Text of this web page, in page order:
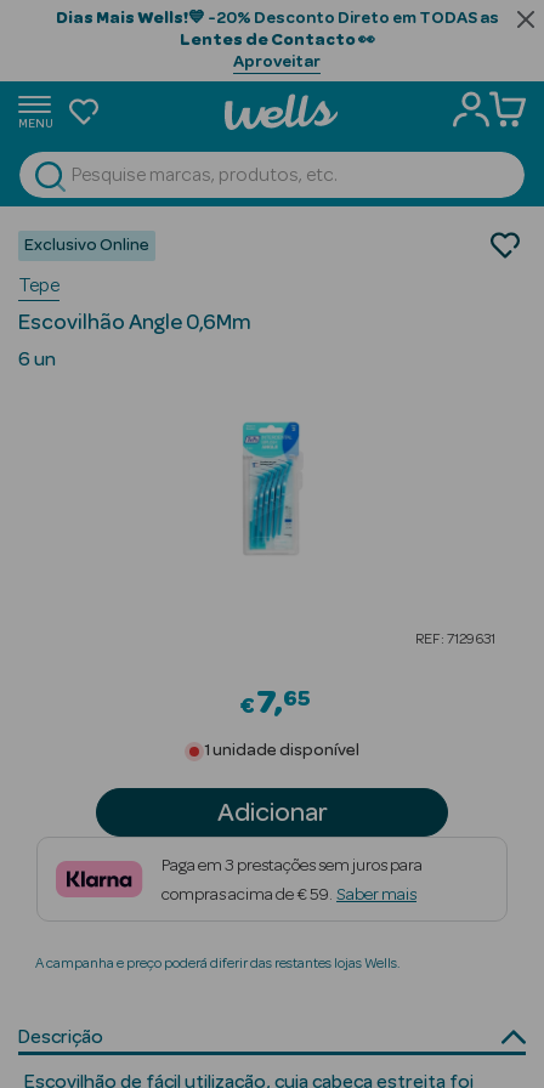
Dias Mais Wells!💙 -20% Desconto Direto em TODAS as
Lentes de Contacto👀
Aproveitar
MENU
Ver Tudo
Beauty Season
Cabelo
Profissional
Beauty Season
Maquilhagem
Beauty Season
Saúde
Acessórios Interdentais
Exclusivo Online
Tepe
Escovilhão Angle 0,6Mm
6 un
REF: 7129631
€7 65
1 unidade disponível
Adicionar
Paga em 3 prestações sem juros para
compras acima de € 59. Saber mais
A campanha e preço poderá diferir das restantes lojas Wells.
Descrição
Escovilhão de fácil utilização, cuja cabeça estreita foi